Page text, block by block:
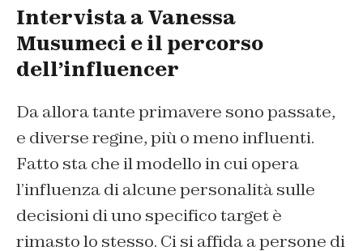
Intervista a Vanessa
Musumeci e il percorso
dell’influencer
Da allora tante primavere sono passate,
e diverse regine, più o meno influenti.
Fatto sta che il modello in cui opera
l’influenza di alcune personalità sulle
decisioni di uno specifico target è
rimasto lo stesso. Ci si affida a persone di